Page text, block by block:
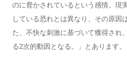
のに脅かされているという感情。現
している恐れとは異なり、その原因
た、不快な刺激に基づいて獲得され
る2次的動因となる。」とあります。